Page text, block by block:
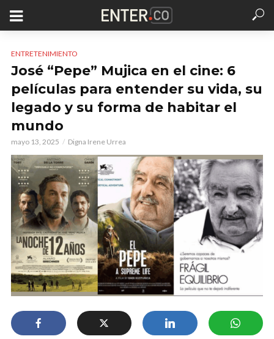
ENTRETENIMIENTO
José “Pepe” Mujica en el cine: 6
películas para entender su vida, su
legado y su forma de habitar el
mundo
mayo 13, 2025 Digna Irene Urrea